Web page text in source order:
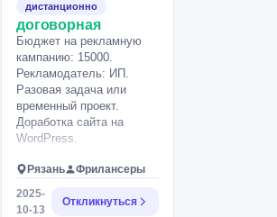
дистанционно
договорная
Бюджет на рекламную
кампанию: 15000.
Рекламодатель: ИП.
Разовая задача или
временный проект.
Доработка сайта на
WordPress.
Рязань
Фрилансеры
2025-
10-13
Откликнуться